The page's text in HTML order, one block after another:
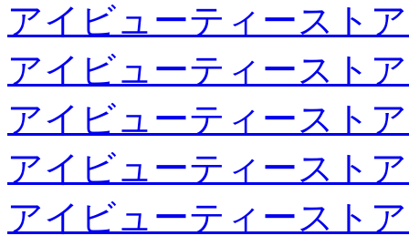
アイビューティースト
アイビューティースト
アイビューティースト
アイビューティースト
アイビューティースト